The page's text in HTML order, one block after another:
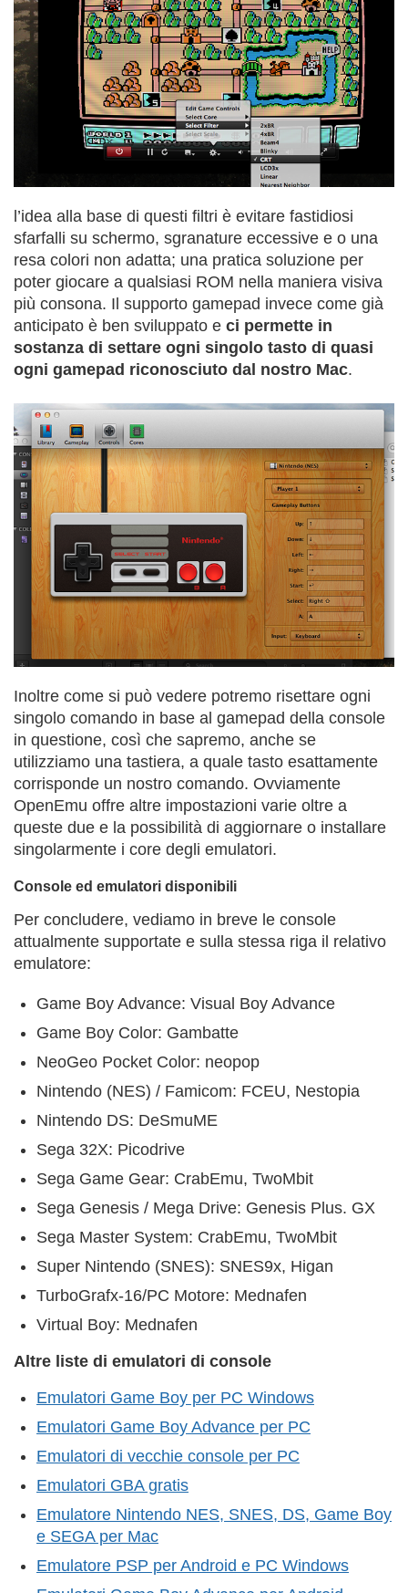
l’idea alla base di questi filtri è evitare fastidiosi
sfarfalli su schermo, sgranature eccessive e o una
resa colori non adatta; una pratica soluzione per
poter giocare a qualsiasi ROM nella maniera visiva
più consona. Il supporto gamepad invece come già
anticipato è ben sviluppato e ci permette in
sostanza di settare ogni singolo tasto di quasi
ogni gamepad riconosciuto dal nostro Mac.
Inoltre come si può vedere potremo risettare ogni
singolo comando in base al gamepad della console
in questione, così che sapremo, anche se
utilizziamo una tastiera, a quale tasto esattamente
corrisponde un nostro comando. Ovviamente
OpenEmu offre altre impostazioni varie oltre a
queste due e la possibilità di aggiornare o installare
singolarmente i core degli emulatori.
Console ed emulatori disponibili
Per concludere, vediamo in breve le console
attualmente supportate e sulla stessa riga il relativo
emulatore:
Game Boy Advance: Visual Boy Advance
Game Boy Color: Gambatte
NeoGeo Pocket Color: neopop
Nintendo (NES) / Famicom: FCEU, Nestopia
Nintendo DS: DeSmuME
Sega 32X: Picodrive
Sega Game Gear: CrabEmu, TwoMbit
Sega Genesis / Mega Drive: Genesis Plus. GX
Sega Master System: CrabEmu, TwoMbit
Super Nintendo (SNES): SNES9x, Higan
TurboGrafx-16/PC Motore: Mednafen
Virtual Boy: Mednafen
Altre liste di emulatori di console
Emulatori Game Boy per PC Windows
Emulatori Game Boy Advance per PC
Emulatori di vecchie console per PC
Emulatori GBA gratis
Emulatore Nintendo NES, SNES, DS, Game Boy
e SEGA per Mac
Emulatore PSP per Android e PC Windows